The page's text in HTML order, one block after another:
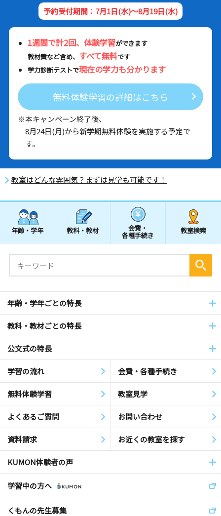
予約受付期間：7月1日(水)～8月19日(水)
1週間で計2回、体験学習ができます
教材費など含め、 すべて無料です
学力診断テストで現在の学力も分かります
無料体験学習の詳細はこちら
※本キャンペーン終了後、
8月24日(月)から新学期無料体験を実施する予定で
す。
教室はどんな雰囲気？まずは見学も可能です！
年齢・学年 教科・教材 会費・
各種手続き
教室検索
年齢・学年ごとの特長
教科・教材ごとの特長
公文式の特長
学習の流れ 会費・各種手続き
無料体験学習 教室見学
よくあるご質問 お問い合わせ
資料請求 お近くの教室を探す
KUMON体験者の声
学習中の方へ
くもんの先生募集